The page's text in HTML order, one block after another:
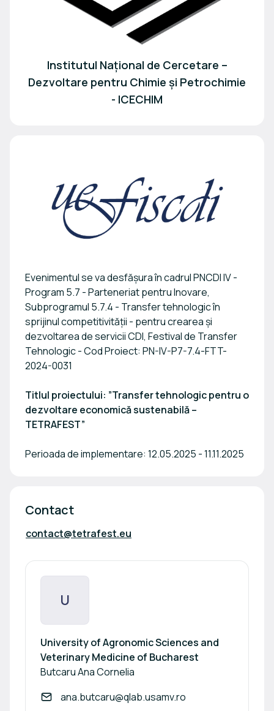
Institutul Național de Cercetare –
Dezvoltare pentru Chimie și Petrochimie
- ICECHIM
Evenimentul se va desfășura în cadrul PNCDI IV -
Program 5.7 - Parteneriat pentru Inovare,
Subprogramul 5.7.4 - Transfer tehnologic în
sprijinul competitivității - pentru crearea și
dezvoltarea de servicii CDI, Festival de Transfer
Tehnologic - Cod Proiect: PN-IV-P7-7.4-FTT-
2024-0031
Titlul proiectului: ”Transfer tehnologic pentru o
dezvoltare economică sustenabilă –
TETRAFEST”
Perioada de implementare: 12.05.2025 - 11.11.2025
Contact
contact@tetrafest.eu
U
University of Agronomic Sciences and
Veterinary Medicine of Bucharest
Butcaru Ana Cornelia
ana.butcaru@qlab.usamv.ro